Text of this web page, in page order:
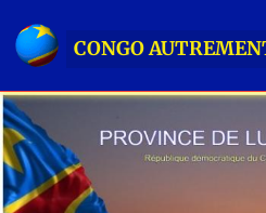
CONGO